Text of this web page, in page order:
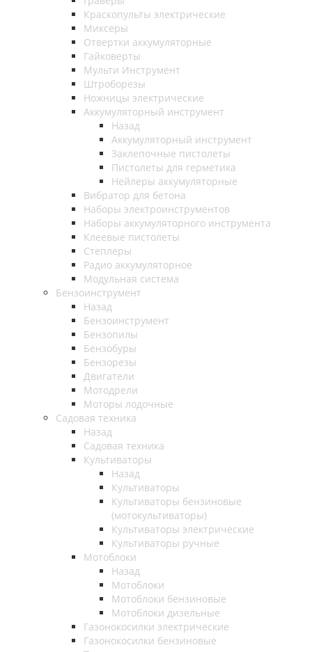
Краскопульты электрические
Миксеры
Отвертки аккумуляторные
Гайковерты
Мульти Инструмент
Штроборезы
Ножницы электрические
Аккумуляторный инструмент
Назад
Аккумуляторный инструмент
Заклепочные пистолеты
Пистолеты для герметика
Нейлеры аккумуляторные
Вибратор для бетона
Наборы электроинструментов
Наборы аккумуляторного инструмента
Клеевые пистолеты
Степлеры
Радио аккумуляторное
Модульная система
Бензоинструмент
Назад
Бензоинструмент
Бензопилы
Бензобуры
Бензорезы
Двигатели
Мотодрели
Моторы лодочные
Садовая техника
Назад
Садовая техника
Культиваторы
Назад
Культиваторы
Культиваторы бензиновые
(мотокультиваторы)
Культиваторы электрические
Культиваторы ручные
Мотоблоки
Назад
Мотоблоки
Мотоблоки бензиновые
Мотоблоки дизельные
Газонокосилки электрические
Газонокосилки бензиновые